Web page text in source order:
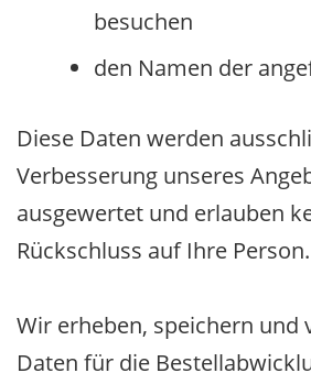
besuchen
den Namen der
Diese Daten werden
Verbesserung unseres
ausgewertet und erlauben
Rückschluss auf Ihre Person.
Wir erheben, speichern und
Daten für die